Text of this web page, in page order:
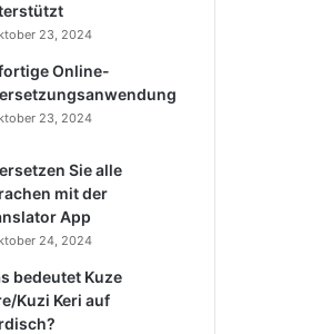
23, 2024
Online-
23, 2024
Sie alle
mit der
App
24, 2024
bedeutet Kuze
Kuzi Keri auf